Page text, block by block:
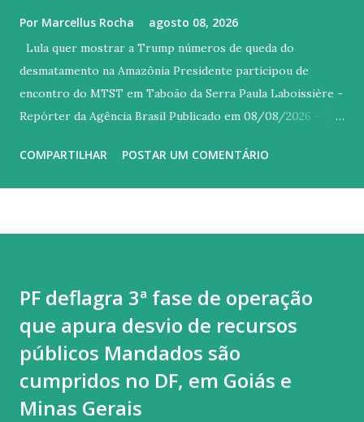
Por Marcellus Rocha agosto 08, 2026
Lula quer mostrar a Trump números de queda do
desmatamento na Amazônia Presidente participou de
encontro do MTST em Taboão da Serra Paula Laboissière -
Repórter da Agência Brasil Publicado em 08/08/2026 -
reprodução Versão em áudio O presidente Luiz Inácio Lula
lembrou que, entre os argumentos utilizados pelo governo
estadunidense para justificar o tarifaço, estava o
desmatamento ilegal. “Fiz questão de tirar fotografia dos
números porque, para os Estados Unidos, nesse novo
tarifaço que fizeram para o Brasil, um dos motivos era que
a gente não cuidava do desmatamento. Quero preparar os
COMPARTILHAR POSTAR UM COMENTÁRIO
PF deflagra 3ª fase de operação
que apura desvio de recursos
públicos Mandados são
cumpridos no DF, em Goiás e
Minas Gerais